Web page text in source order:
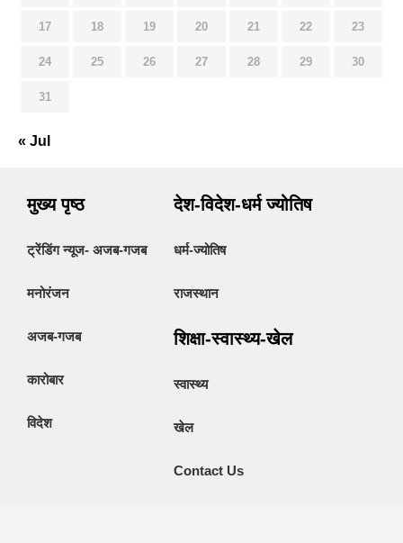
17 18 19 20 21 22 23
24 25 26 27 28 29 30
31
« Jul
मुख्य पृष्ठ
ट्रेंडिंग न्यूज- अजब-गजब
मनोरंजन
अजब-गजब
कारोबार
विदेश
देश-विदेश-धर्म ज्योतिष
धर्म-ज्योतिष
राजस्थान
शिक्षा-स्वास्थ्य-खेल
स्वास्थ्य
खेल
Contact Us